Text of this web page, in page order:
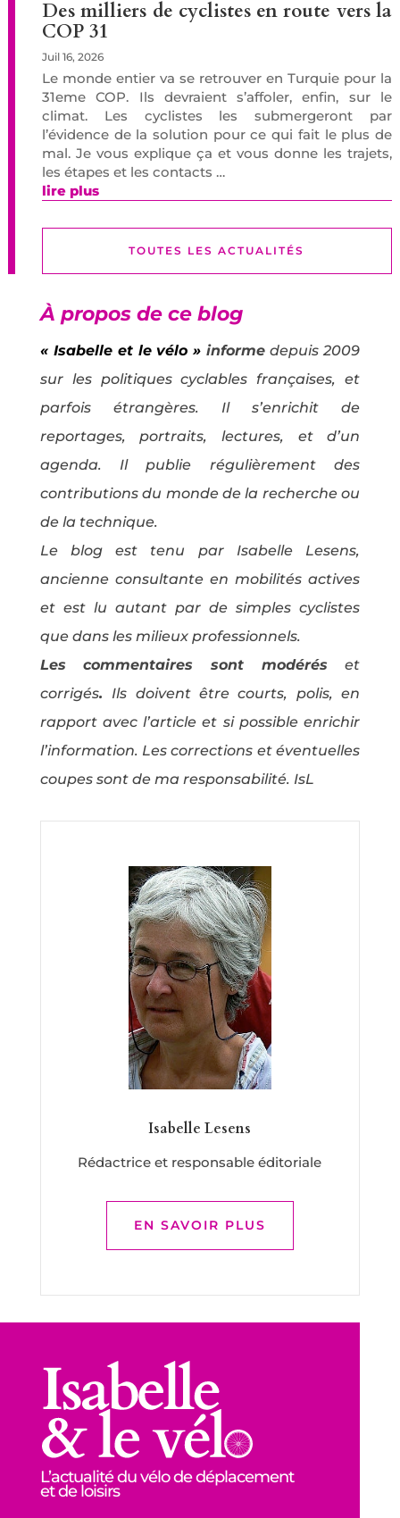
Des milliers de cyclistes en route vers la
COP 31
Juil 16, 2026
Le monde entier va se retrouver en Turquie pour la
31eme COP. Ils devraient s’affoler, enfin, sur le
climat. Les cyclistes les submergeront par
l’évidence de la solution pour ce qui fait le plus de
mal. Je vous explique ça et vous donne les trajets,
les étapes et les contacts …
lire plus
TOUTES LES ACTUALITÉS
À propos de ce blog
« Isabelle et le vélo » informe depuis 2009
sur les politiques cyclables françaises, et
parfois étrangères. Il s’enrichit de
reportages, portraits, lectures, et d’un
agenda. Il publie régulièrement des
contributions du monde de la recherche ou
de la technique.
Le blog est tenu par Isabelle Lesens,
ancienne consultante en mobilités actives
et est lu autant par de simples cyclistes
que dans les milieux professionnels.
Les commentaires sont modéréset
corrigés. Ils doivent être courts, polis, en
rapport avec l’article et si possible enrichir
l’information. Les corrections et éventuelles
coupes sont de ma responsabilité. IsL
Isabelle Lesens
Rédactrice et responsable éditoriale
EN SAVOIR PLUS
L’actualité du vélo de déplacement
et de loisirs